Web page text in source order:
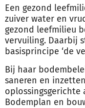
Een gezond
zuiver water en
gezond leefmilieu
vervuiling. Daarbij
basisprincipe ‘de
Bij haar
saneren en
oplossingsgerichte
Bodemplan en